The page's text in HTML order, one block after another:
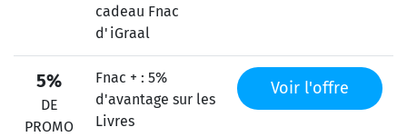
cadeau Fnac
d'iGraal
5%
DE
PROMO
Fnac + : 5%
d'avantage sur les
Livres
Voir l'offre